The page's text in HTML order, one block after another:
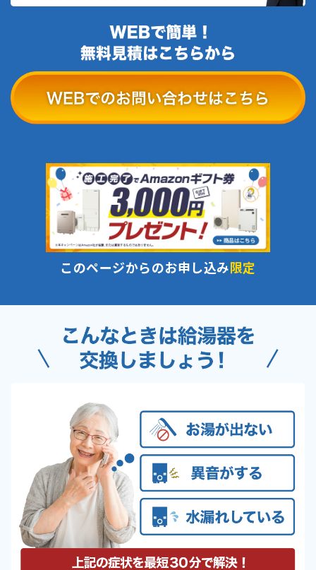
このページからのお申し込み限定